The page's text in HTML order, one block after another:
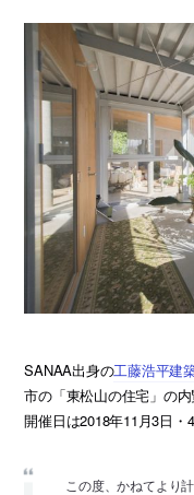
SANAA出身の工藤浩平建
市の「東松山の住宅」の内
開催日は2018年11月3日・4
この度、かねてより